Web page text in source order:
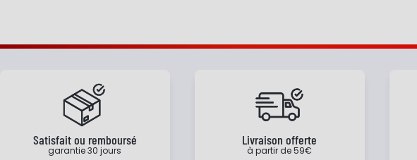
Satisfait ou remboursé
garantie 30 jours
Livraison offerte
à partir de 59€